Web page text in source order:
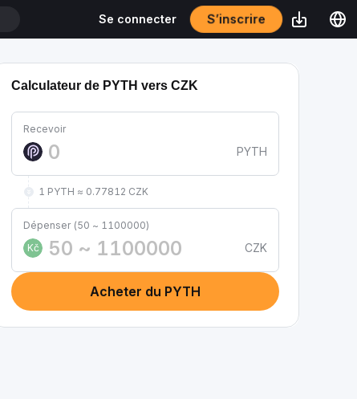
Se connecter S’inscrire
Calculateur de PYTH vers CZK
Recevoir
PYTH
1 PYTH ≈ 0.77812 CZK
Dépenser (50 ~ 1100000)
Kč
CZK
Acheter du PYTH